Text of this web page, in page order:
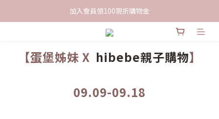
限時下單送餅乾乙包，滿$999免運
加入會員領100現折購物金
限時下單送餅乾乙包，滿$999免運
【蛋堡姊妹 X hibebe親子購物】
09.09-09.18